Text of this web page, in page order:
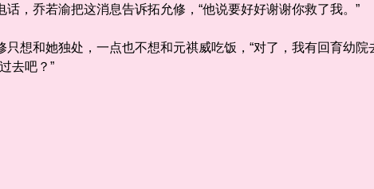
，乔若渝把这消息告诉拓允修，“他说要好好谢谢你救了我。”
想和她独处，一点也不想和元祺威吃饭，“对了，我有回育幼院
去吧？”